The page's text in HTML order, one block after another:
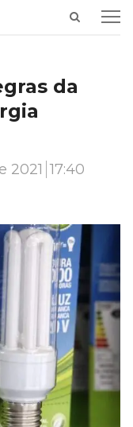
Open
da
2021 17:40